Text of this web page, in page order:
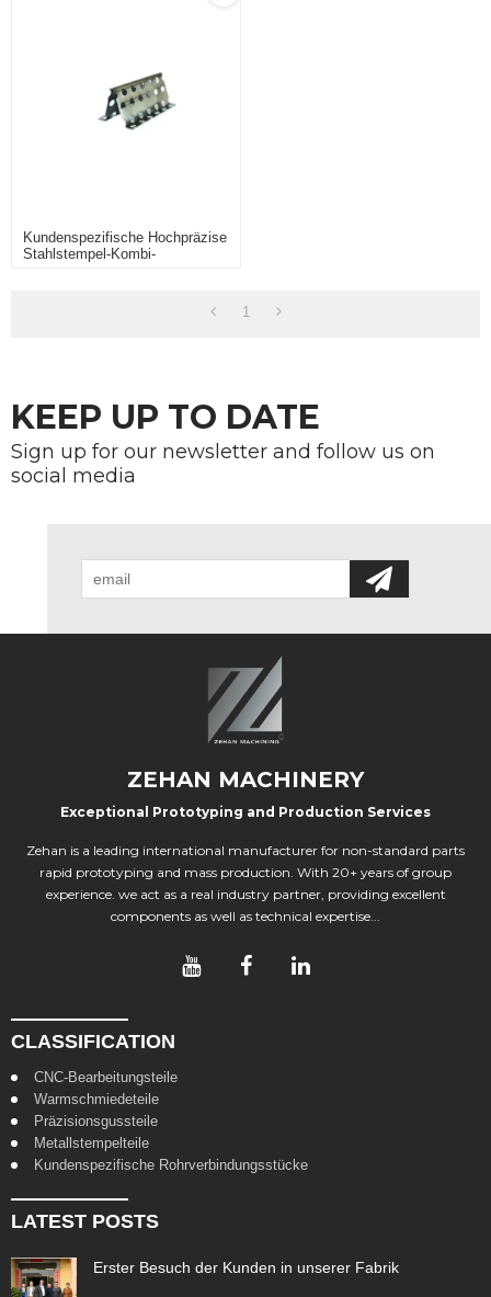
Kundenspezifische Hochpräzise
Stahlstempel-Kombi-
1
KEEP UP TO DATE
Sign up for our newsletter and follow us on
social media
ZEHAN MACHINERY
Exceptional Prototyping and Production Services
Zehan is a leading international manufacturer for non-standard parts
rapid prototyping and mass production. With 20+ years of group
experience. we act as a real industry partner, providing excellent
components as well as technical expertise...
CLASSIFICATION
CNC-Bearbeitungsteile
Warmschmiedeteile
Präzisionsgussteile
Metallstempelteile
Kundenspezifische Rohrverbindungsstücke
LATEST POSTS
Erster Besuch der Kunden in unserer Fabrik